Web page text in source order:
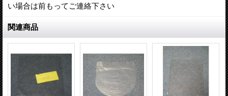
い場合は前もってご連絡下さい
関連商品